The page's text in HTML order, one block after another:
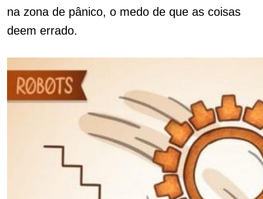
na zona de pânico, o medo de que as coisas
deem errado.